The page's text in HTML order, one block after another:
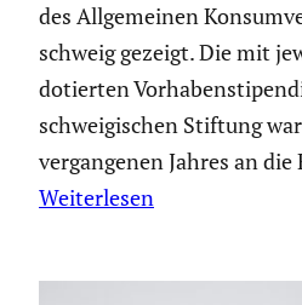
des Allge­meinen
schweig gezeigt. Die mit
dotierten
schwei­gi­schen Stiftung
vergan­genen Jahres an
Weiterlesen